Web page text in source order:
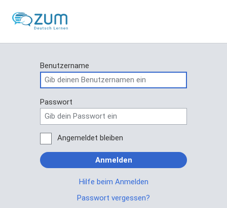
Benutzername
Passwort
Angemeldet bleiben
Anmelden
Hilfe beim Anmelden
Passwort vergessen?